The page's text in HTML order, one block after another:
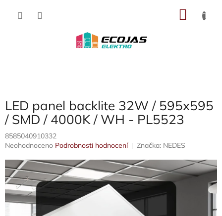
LED panel backlite 32W / 595x595
/ SMD / 4000K / WH - PL5523
8585040910332
Průměrné
produktu
je
0,0
z
5
hvězdiček.
Neohodnoceno Podrobnosti hodnocení Značka: NEDES